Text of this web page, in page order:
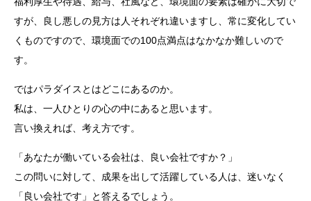
すが、良し悪しの見方は人それぞれ違いますし、常に変化してい
くものですので、環境面での100点満点はなかなか難しいので
す。
ではパラダイスとはどこにあるのか。
私は、一人ひとりの心の中にあると思います。
言い換えれば、考え方です。
「あなたが働いている会社は、良い会社ですか？」
この問いに対して、成果を出して活躍している人は、迷いなく
「良い会社です」と答えるでしょう。